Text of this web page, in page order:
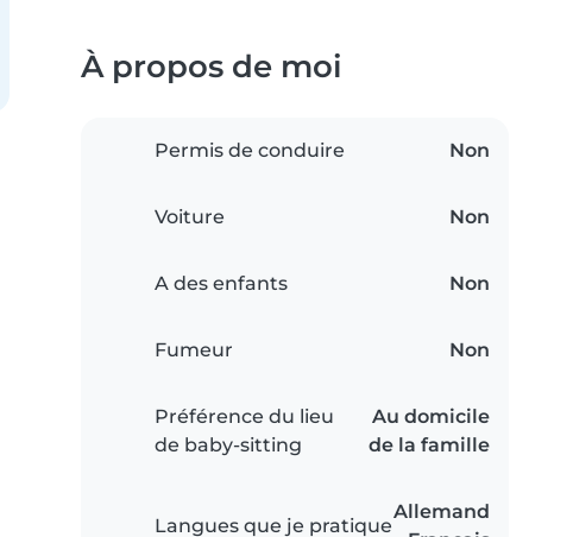
À propos de moi
Permis de conduire Non
Voiture Non
A des enfants Non
Fumeur Non
Préférence du lieu
de baby-sitting
Au domicile
de la famille
Langues que je pratique
Allemand